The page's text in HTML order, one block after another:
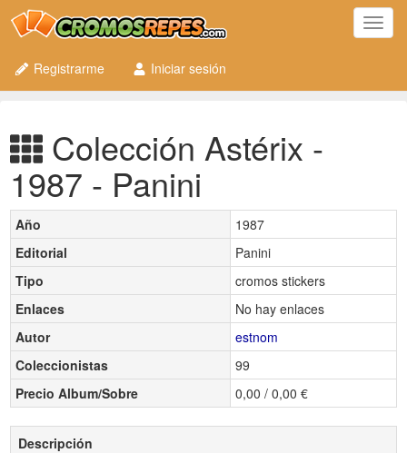
Registrarme
Iniciar sesión
Colección Astérix -
1987 - Panini
Año
1987
Editorial
Panini
Tipo
cromos stickers
Enlaces
No hay enlaces
Autor
estnom
Coleccionistas
99
Precio Album/Sobre
0,00 / 0,00 €
Descripción